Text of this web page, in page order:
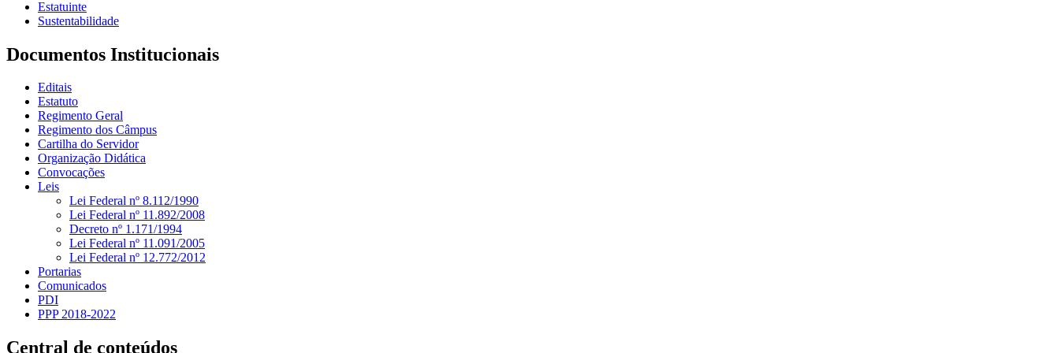
Estatuinte
Sustentabilidade
Documentos Institucionais
Editais
Estatuto
Regimento Geral
Regimento dos Câmpus
Cartilha do Servidor
Organização Didática
Convocações
Leis
Lei Federal nº 8.112/1990
Lei Federal nº 11.892/2008
Decreto nº 1.171/1994
Lei Federal nº 11.091/2005
Lei Federal nº 12.772/2012
Portarias
Comunicados
PDI
PPP 2018-2022
Central de conteúdos